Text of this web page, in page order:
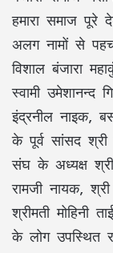
हमारा समाज
अलग नामों से
विशाल बंजारा
स्वामी उमेशानन्द
इंद्रनील नाइक,
के पूर्व सांसद
संघ के अध्यक्ष
रामजी नायक,
श्रीमती मोहिनी
के लोग उपस्थित